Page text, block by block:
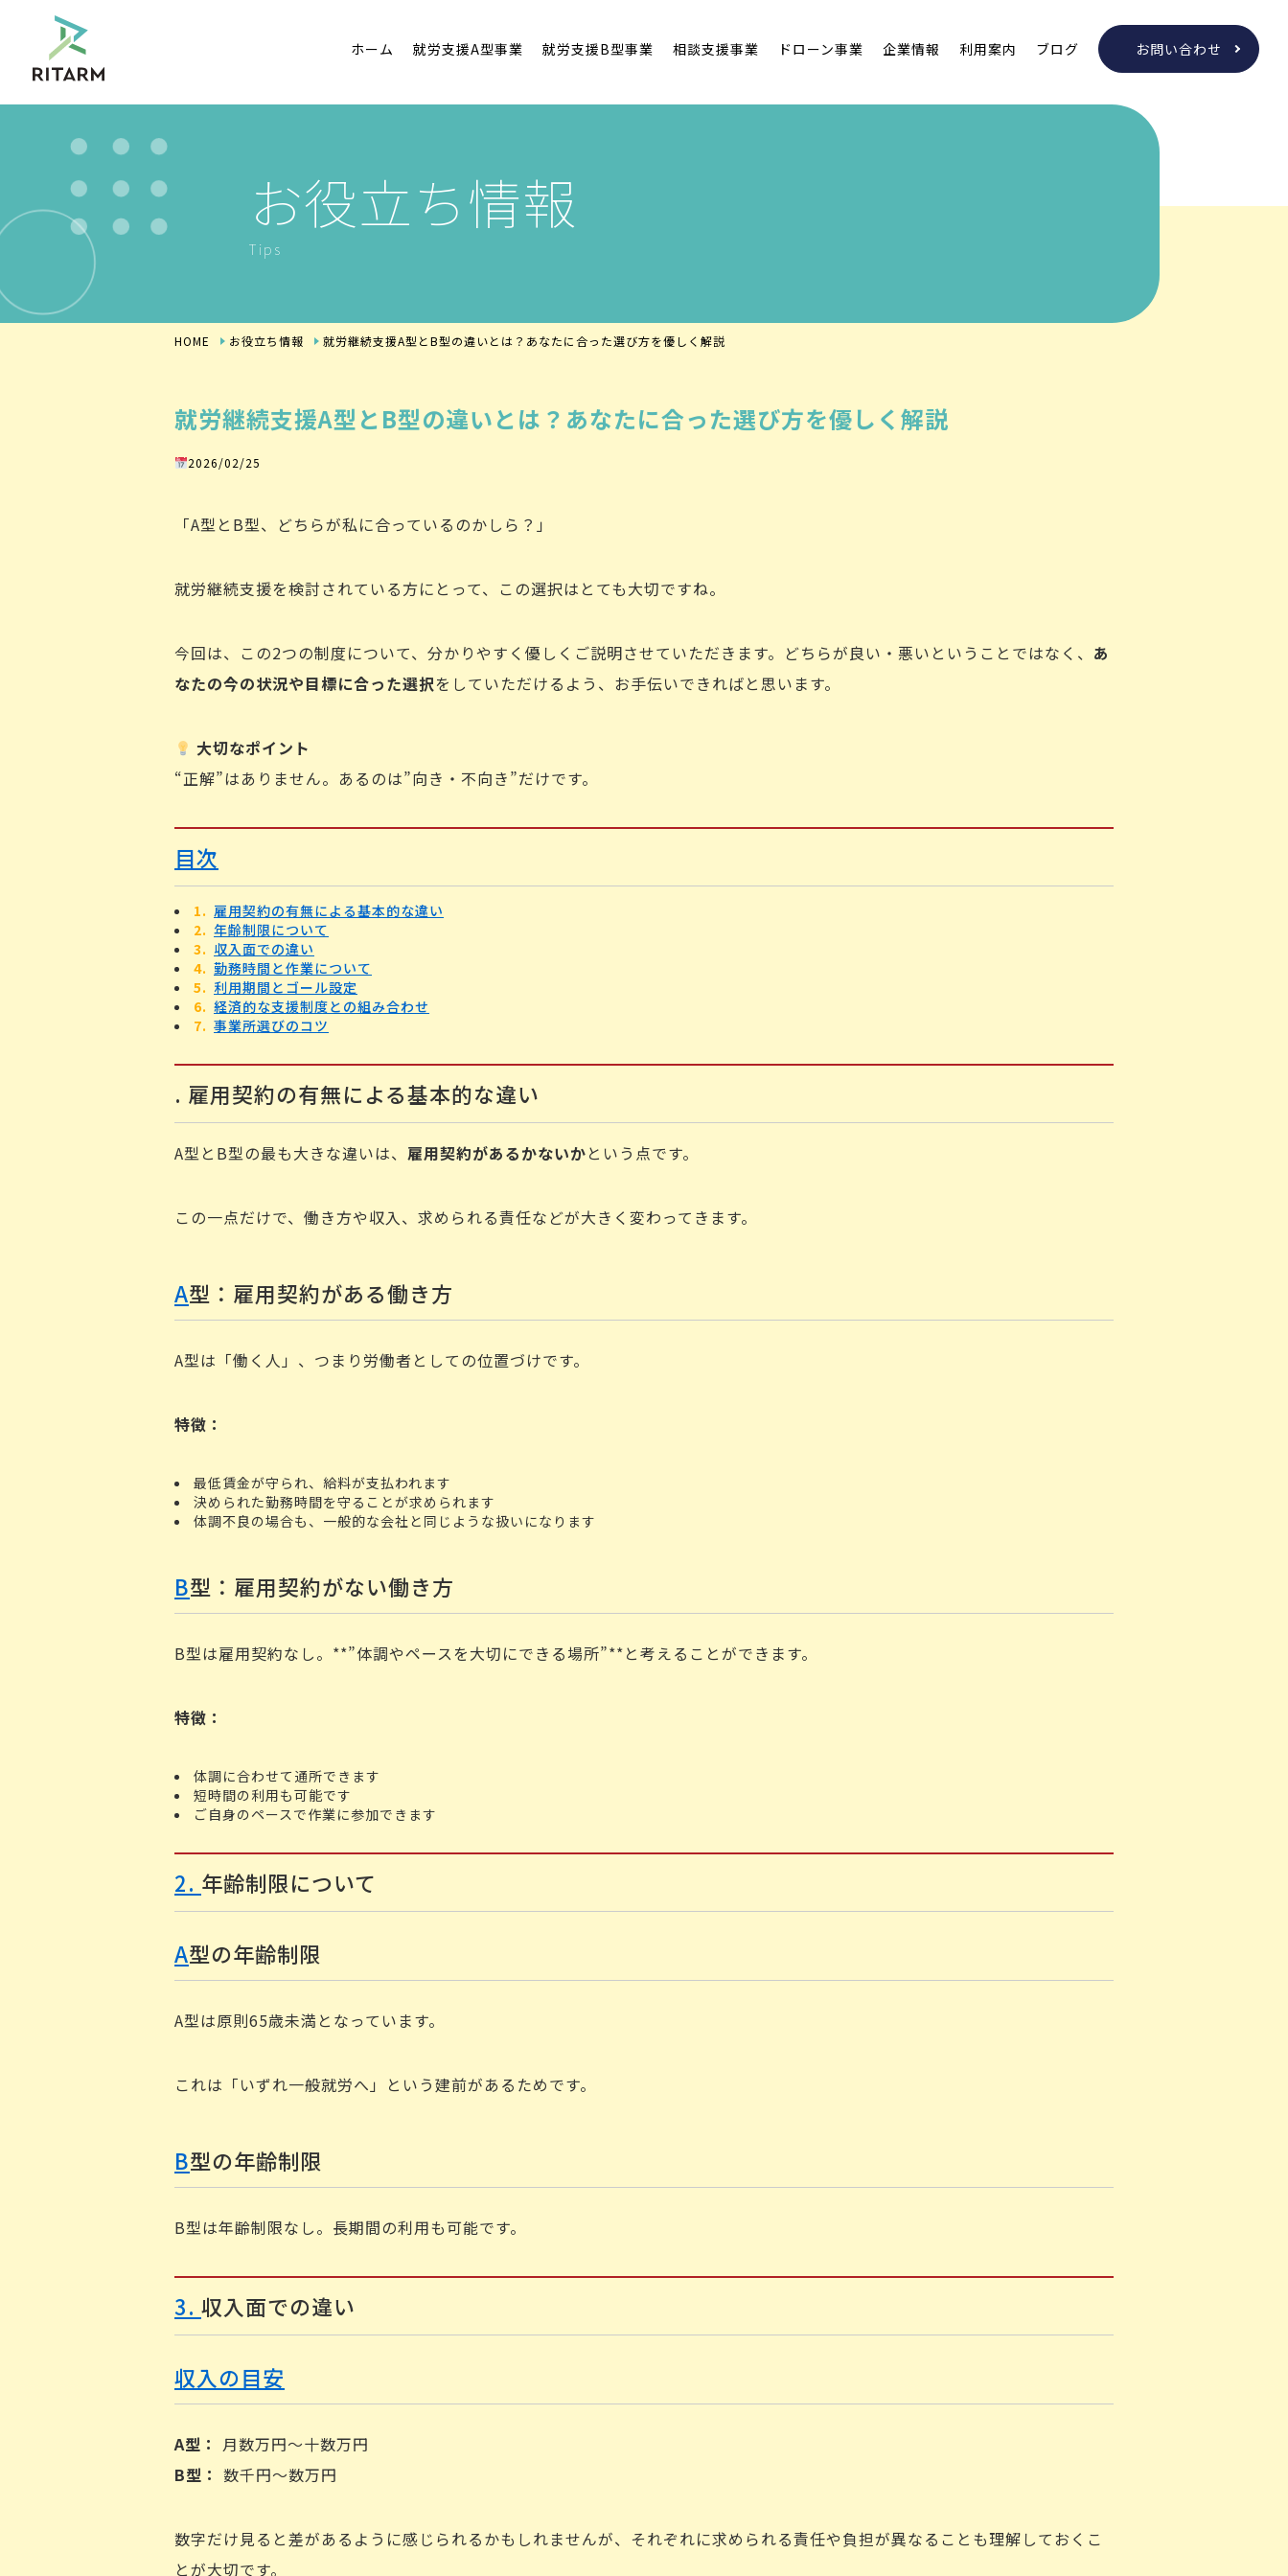
ホーム 就労支援A型事業 就労支援B型事業 相談支援事業 ドローン事業 企業情報 利用案内 ブログ お問い合わせ
お役立ち情報
Tips
HOME お役立ち情報 就労継続支援A型とB型の違いとは？あなたに合った選び方を優しく解説
就労継続支援A型とB型の違いとは？あなたに合った選び方を優しく解説
2026/02/25
「A型とB型、どちらが私に合っているのかしら？」
就労継続支援を検討されている方にとって、この選択はとても大切ですね。
今回は、この2つの制度について、分かりやすく優しくご説明させていただきます。どちらが良い・悪いということではなく、 あ
なたの今の状況や目標に合った選択をしていただけるよう、お手伝いできればと思います。
大切なポイント
“正解”はありません。あるのは”向き・不向き”だけです。
目次
雇用契約の有無による基本的な違い
年齢制限について
収入面での違い
勤務時間と作業について
利用期間とゴール設定
経済的な支援制度との組み合わせ
事業所選びのコツ
. 雇用契約の有無による基本的な違い
A型とB型の最も大きな違いは、 雇用契約があるかないかという点です。
この一点だけで、働き方や収入、求められる責任などが大きく変わってきます。
A型：雇用契約がある働き方
A型は「働く人」、つまり労働者としての位置づけです。
特徴：
最低賃金が守られ、給料が支払われます
決められた勤務時間を守ることが求められます
体調不良の場合も、一般的な会社と同じような扱いになります
B型：雇用契約がない働き方
B型は雇用契約なし。**”体調やペースを大切にできる場所”**と考えることができます。
特徴：
体調に合わせて通所できます
短時間の利用も可能です
ご自身のペースで作業に参加できます
2. 年齢制限について
A型の年齢制限
A型は原則65歳未満となっています。
これは「いずれ一般就労へ」という建前があるためです。
B型の年齢制限
B型は年齢制限なし。長期間の利用も可能です。
3. 収入面での違い
収入の目安
A型： 月数万円〜十数万円
B型： 数千円〜数万円
数字だけ見ると差があるように感じられるかもしれませんが、それぞれに求められる責任や負担が異なることも理解しておくこ
とが大切です。